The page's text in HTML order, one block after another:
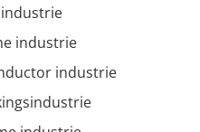
industrie
industrie